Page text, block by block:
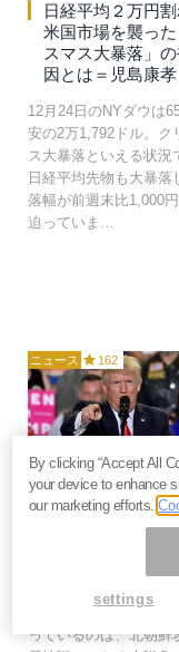
日経平均２万円割
米国市場を襲った
スマス大暴落」
因とは＝児島康孝
12月24日のNYダウは
安の2万1,792ドル。ク
ス大暴落といえる状況
日経平均先物も大暴落
落幅が前週末比1,000
迫っていま…
ニュース 162
2017年5月28日
トランプ弾劾な
ルートへ？北朝
今トランプ降ろしに躍
っているのは、北朝鮮
By clicking “Accept All
your device to enhance
our marketing efforts.
settings